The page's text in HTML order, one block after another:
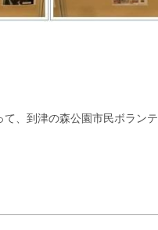
て、到津の森公園市民ボラン